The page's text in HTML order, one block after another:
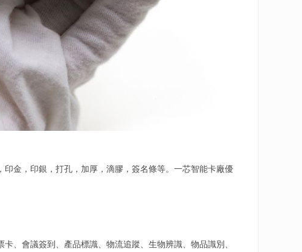
金，印銀，打孔，加厚，滴膠，簽名條等。一芯智能卡廠優
、會議簽到、產品標識、物流追蹤、生物辨識、物品識別、